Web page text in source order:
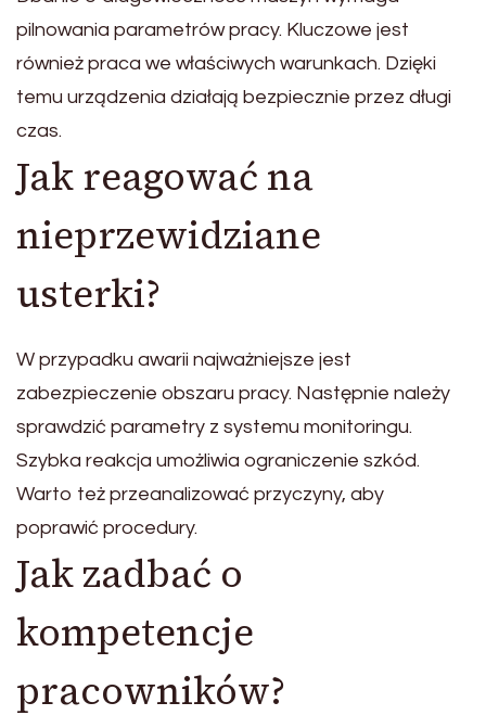
pilnowania parametrów pracy. Kluczowe jest
również praca we właściwych warunkach. Dzięki
temu urządzenia działają bezpiecznie przez długi
czas.
Jak reagować na
nieprzewidziane
usterki?
W przypadku awarii najważniejsze jest
zabezpieczenie obszaru pracy. Następnie należy
sprawdzić parametry z systemu monitoringu.
Szybka reakcja umożliwia ograniczenie szkód.
Warto też przeanalizować przyczyny, aby
poprawić procedury.
Jak zadbać o
kompetencje
pracowników?